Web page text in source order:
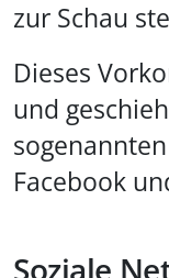
zur Schau
Dieses
und
Facebook
Soziale